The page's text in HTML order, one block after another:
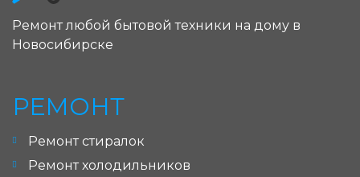
Ремонт любой бытовой техники на дому в
Новосибирске
РЕМОНТ
Ремонт стиралок
Ремонт холодильников